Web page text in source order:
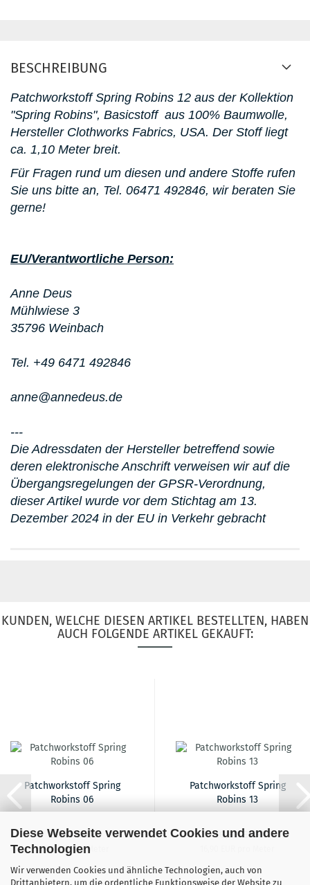
Diese Webseite verwendet Cookies und andere
Technologien
Wir verwenden Cookies und ähnliche Technologien, auch von
Drittanbietern, um die ordentliche Funktionsweise der Website zu
BESCHREIBUNG
Patchworkstoff Spring Robins 12 aus der Kollektion
"Spring Robins", Basicstoff aus 100% Baumwolle,
Hersteller Clothworks Fabrics, USA. Der Stoff liegt
ca. 1,10 Meter breit.
Für Fragen rund um diesen und andere Stoffe rufen
Sie uns bitte an, Tel. 06471 492846, wir beraten Sie
gerne!
EU/Verantwortliche Person:
Anne Deus
Mühlwiese 3
35796 Weinbach
Tel. +49 6471 492846
anne@annedeus.de
---
Die Adressdaten der Hersteller betreffend sowie
deren elektronische Anschrift verweisen wir auf die
Übergangsregelungen der GPSR-Verordnung,
dieser Artikel wurde vor dem Stichtag am 13.
Dezember 2024 in der EU in Verkehr gebracht
KUNDEN, WELCHE DIESEN ARTIKEL BESTELLTEN, HABEN
AUCH FOLGENDE ARTIKEL GEKAUFT:
Patchworkstoff Spring
Robins 06
16,90 EUR
16,90 EUR pro Meter
Patchworkstoff Spring
Robins 13
16,90 EUR